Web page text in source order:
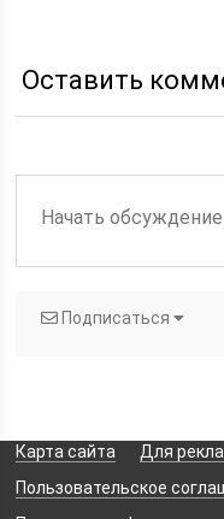
Оставить
Подписаться
Карта сайта
Для
Пользовательское